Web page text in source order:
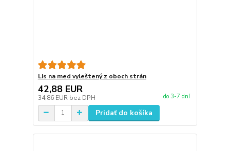
Lis na med vyleštený z oboch strán
42,88 EUR
34,86 EUR bez DPH do 3-7 dní
Pridať do košíka